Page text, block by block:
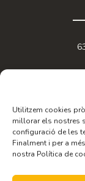
Utilitzem cookies
millorar els nostres
configuració de les
Finalment i per a
nostra Política de